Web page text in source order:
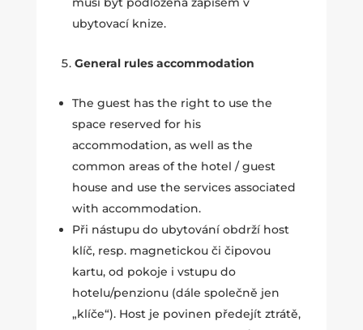
ubytovací knize.
General rules accommodation
The guest has the right to use the
space reserved for his
accommodation, as well as the
common areas of the hotel / guest
house and use the services associated
with accommodation.
Při nástupu do ubytování obdrží host
klíč, resp. magnetickou či čipovou
kartu, od pokoje i vstupu do
hotelu/penzionu (dále společně jen
„klíče“). Host je povinen předejít ztrátě,